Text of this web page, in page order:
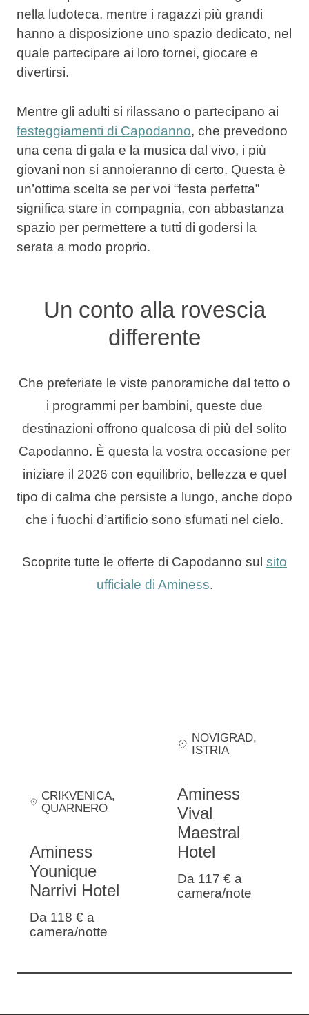
nella ludoteca, mentre i ragazzi più grandi
hanno a disposizione uno spazio dedicato, nel
quale partecipare ai loro tornei, giocare e
divertirsi.
Mentre gli adulti si rilassano o partecipano ai
festeggiamenti di Capodanno, che prevedono
una cena di gala e la musica dal vivo, i più
giovani non si annoieranno di certo. Questa è
un’ottima scelta se per voi “festa perfetta”
significa stare in compagnia, con abbastanza
spazio per permettere a tutti di godersi la
serata a modo proprio.
Un conto alla rovescia
differente
Che preferiate le viste panoramiche dal tetto o
i programmi per bambini, queste due
destinazioni offrono qualcosa di più del solito
Capodanno. È questa la vostra occasione per
iniziare il 2026 con equilibrio, bellezza e quel
tipo di calma che persiste a lungo, anche dopo
che i fuochi d’artificio sono sfumati nel cielo.
Scoprite tutte le offerte di Capodanno sul sito
ufficiale di Aminess.
CRIKVENICA,
QUARNERO
Aminess
Younique
Narrivi Hotel
Da 118 € a
camera/notte
NOVIGRAD,
ISTRIA
Aminess
Vival
Maestral
Hotel
Da 117 €a
camera/note